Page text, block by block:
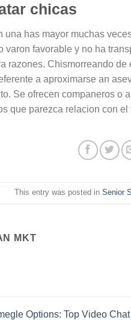
chicas
una has mayor muchas
varon favorable y no ha
razones. Chismorreando
a aproximarse an
Se ofrecen companeros o
que parezca relacion con
This entry was posted inSenior
MKT
Options: Top Video Chat